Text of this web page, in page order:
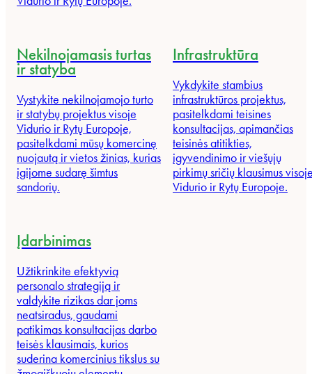
Nekilnojamasis turtas
ir statyba
Vystykite nekilnojamojo turto
ir statybų projektus visoje
Vidurio ir Rytų Europoje,
pasitelkdami mūsų komercinę
nuojautą ir vietos žinias, kurias
įgijome sudarę šimtus
sandorių.
Infrastruktūra
Vykdykite stambius
infrastruktūros projektus,
pasitelkdami teisines
konsultacijas, apimančias
teisinės atitikties,
įgyvendinimo ir viešųjų
pirkimų sričių klausimus
Vidurio ir Rytų Europoje.
Įdarbinimas
Užtikrinkite efektyvią
personalo strategiją ir
valdykite rizikas dar joms
neatsiradus, gaudami
patikimas konsultacijas darbo
teisės klausimais, kurios
suderina komercinius tikslus su